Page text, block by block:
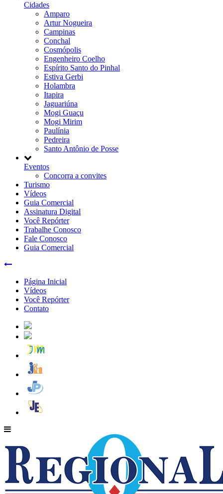
Cidades
Amparo
Artur Nogueira
Campinas
Conchal
Cosmópolis
Engenheiro Coelho
Espírito Santo do Pinhal
Estiva Gerbi
Holambra
Itapira
Jaguariúna
Mogi Guaçu
Mogi Mirim
Paulínia
Pedreira
Santo Antônio de Posse
Eventos
Concorra a convites
Turismo
Vídeos
Guia Comercial
Assinatura Digital
Você Repórter
Trabalhe Conosco
Fale Conosco
Guia Comercial
Página Inicial
Vídeos
Você Repórter
Contato